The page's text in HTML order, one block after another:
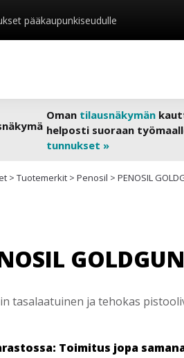
pääkaupunkiseudulle
Oman tilausnäkymän
helposti suoraan
tunnukset »
> Tuotemerkit > Penosil > PENOSIL
tasalaatuinen ja tehokas
Toimitus jopa